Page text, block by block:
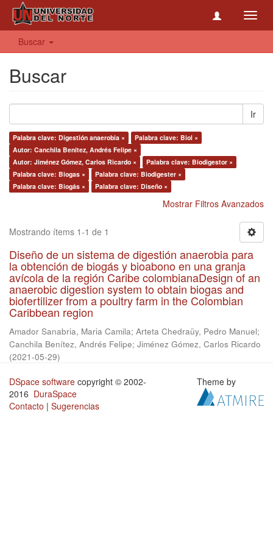
Buscar
Buscar
Ir
Palabra clave: Digestión anaerobia ×
Palabra clave: Biol ×
Autor: Canchila Benítez, Andrés Felipe ×
Autor: Jiménez Gómez, Carlos Ricardo ×
Palabra clave: Biodigestor ×
Palabra clave: Biogas ×
Palabra clave: Biodigester ×
Palabra clave: Biogás ×
Palabra clave: Diseño ×
Mostrar Filtros Avanzados
Mostrando ítems 1-1 de 1
Diseño de un sistema de digestión anaerobia para
la obtención de biogás y bioabono en una granja
avícola de la región Caribe colombianaDesign of an
anaerobic digestion system to obtain biogas and
biofertilizer from a poultry farm in the Colombian
Caribbean region
Amador Sanabria, Maria Camila; Arteta Chedraüy, Pedro Manuel;
Canchila Benítez, Andrés Felipe; Jiménez Gómez, Carlos Ricardo
(2021-05-29)
DSpace software copyright © 2002-
2016 DuraSpace
Contacto | Sugerencias
Theme by